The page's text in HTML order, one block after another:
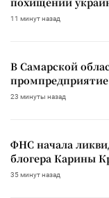
11 минут назад
В Самарской
промпредприятие
23 минуты назад
ФНС начала
блогера Карины
35 минут назад